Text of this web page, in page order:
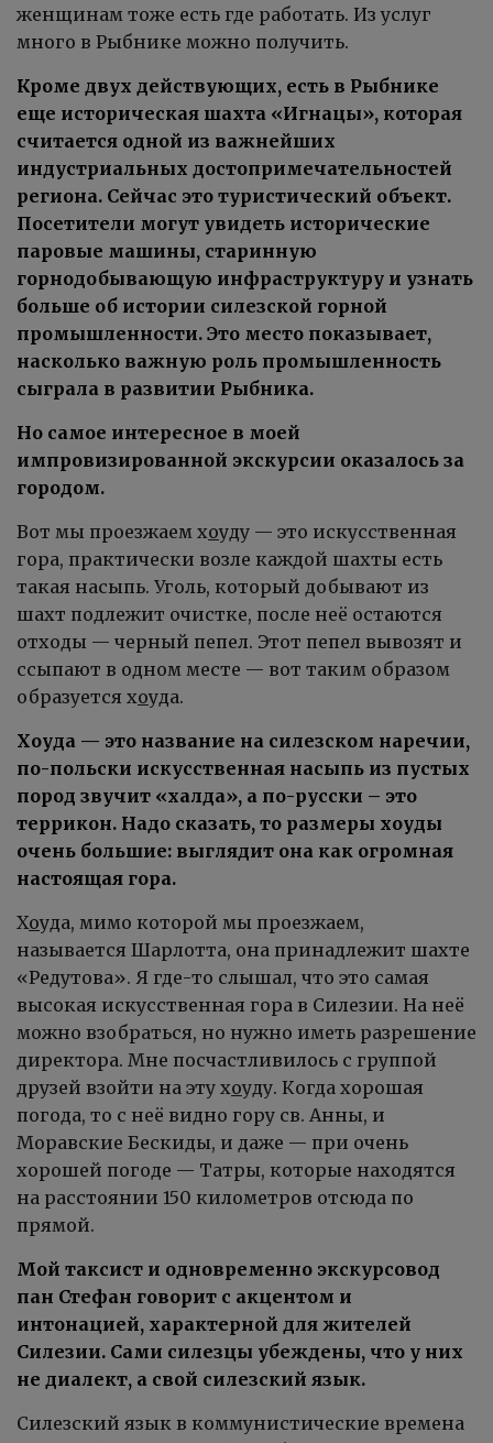
женщинам тоже есть где работать. Из услуг
много в Рыбнике можно получить.
Кроме двух действующих, есть в Рыбнике
еще историческая шахта «Игнацы», которая
считается одной из важнейших
индустриальных достопримечательностей
региона. Сейчас это туристический объект.
Посетители могут увидеть исторические
паровые машины, старинную
горнодобывающую инфраструктуру и узнать
больше об истории силезской горной
промышленности. Это место показывает,
насколько важную роль промышленность
сыграла в развитии Рыбника.
Но самое интересное в моей
импровизированной экскурсии оказалось за
городом.
Вот мы проезжаем хоуду — это искусственная
гора, практически возле каждой шахты есть
такая насыпь. Уголь, который добывают из
шахт подлежит очистке, после неё остаются
отходы — черный пепел. Этот пепел вывозят и
ссыпают в одном месте — вот таким образом
образуется хоуда.
Хоуда — это название на силезском наречии,
по-польски искусственная насыпь из пустых
пород звучит «халда», а по-русски – это
террикон. Надо сказать, то размеры хоуды
очень большие: выглядит она как огромная
настоящая гора.
Хоуда, мимо которой мы проезжаем,
называется Шарлотта, она принадлежит шахте
«Редутова». Я где-то слышал, что это самая
высокая искусственная гора в Силезии. На неё
можно взобраться, но нужно иметь разрешение
директора. Мне посчастливилось с группой
друзей взойти на эту хоуду. Когда хорошая
погода, то с неё видно гору св. Анны, и
Моравские Бескиды, и даже — при очень
хорошей погоде — Татры, которые находятся
на расстоянии 150 километров отсюда по
прямой.
Мой таксист и одновременно экскурсовод
пан Стефан говорит с акцентом и
интонацией, характерной для жителей
Силезии. Сами силезцы убеждены, что у них
не диалект, а свой силезский язык.
Силезский язык в коммунистические времена